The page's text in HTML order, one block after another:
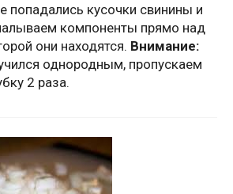
попадались кусочки свинины и
компоненты прямо над
они находятся. Внимание:
однородным, пропускаем
2 раза.